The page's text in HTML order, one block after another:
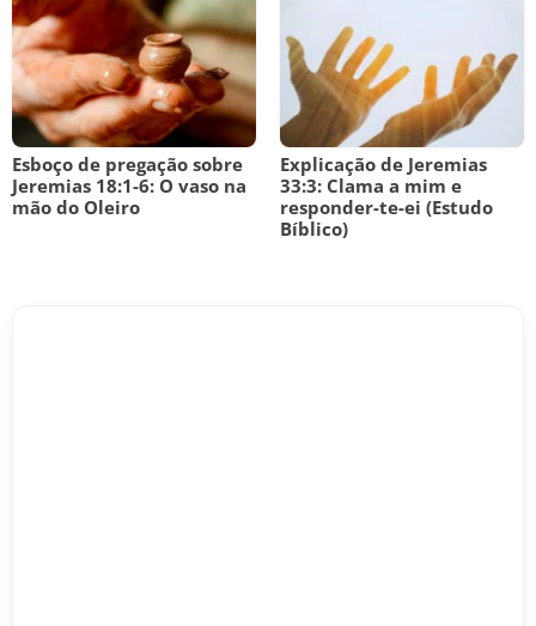
Esboço de pregação sobre
Jeremias 18:1-6: O vaso na
mão do Oleiro
Explicação de Jeremias
33:3: Clama a mim e
responder-te-ei (Estudo
Bíblico)